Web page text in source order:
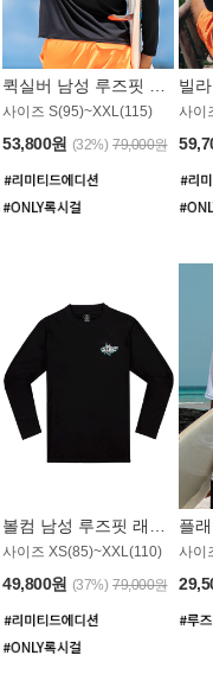
사이즈 S(95)~XXL(115)
53,800원 (32%) 79,000원
사이
사이즈 XS(85)~XXL(110)
49,800원 (37%) 79,000원
사이